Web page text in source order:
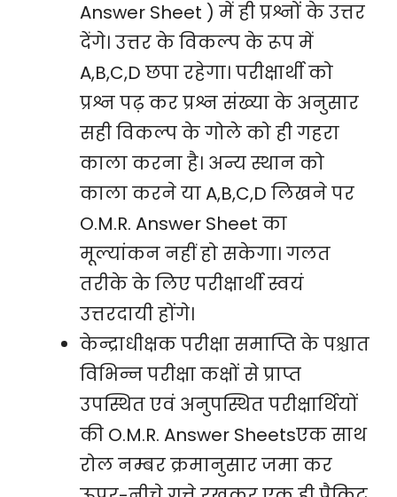
Answer Sheet ) में ही प्रश्नों के उत्तर
देंगे। उत्तर के विकल्प के रूप में
A,B,C,D छपा रहेगा। परीक्षार्थी को
प्रश्न पढ़ कर प्रश्न संख्या के अनुसार
सही विकल्प के गोले को ही गहरा
काला करना है। अन्य स्थान को
काला करने या A,B,C,D लिखने पर
O.M.R. Answer Sheet का
मूल्यांकन नहीं हो सकेगा। गलत
तरीके के लिए परीक्षार्थी स्वयं
उत्तरदायी होंगे।
केन्द्राधीक्षक परीक्षा समाप्ति के पश्चात
विभिन्न परीक्षा कक्षों से प्राप्त
उपस्थित एवं अनुपस्थित परीक्षार्थियों
की O.M.R. Answer Sheetsएक साथ
रोल नम्बर क्रमानुसार जमा कर